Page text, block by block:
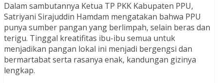
Dalam sambutannya Ketua TP PKK Kabupaten PPU,
Satriyani Sirajuddin Hamdam mengatakan bahwa PPU
punya sumber pangan yang berlimpah, selain beras dan
terigu. Tinggal kreatifitas ibu-ibu semua untuk
menjadikan pangan lokal ini menjadi bergengsi dan
bermartabat serta rasanya enak, kandungan gizinya
lengkap.